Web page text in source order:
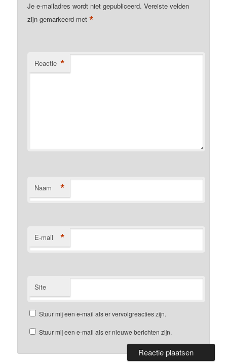
Je e-mailadres wordt niet gepubliceerd. Vereiste velden
zijn gemarkeerd met *
Reactie *
Naam *
E-mail *
Site
Stuur mij een e-mail als er vervolgreacties zijn.
Stuur mij een e-mail als er nieuwe berichten zijn.